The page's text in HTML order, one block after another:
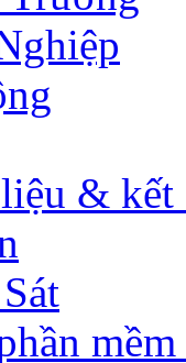
& kết